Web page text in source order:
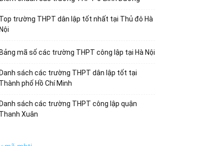
Top trường THPT dân lập tốt nhất tại Thủ đô Hà
Nội
Bảng mã số các trường THPT công lập tại Hà Nội
Danh sách các trường THPT dân lập tốt tại
Thành phố Hồ Chí Minh
Danh sách các trường THPT công lập quận
Thanh Xuân